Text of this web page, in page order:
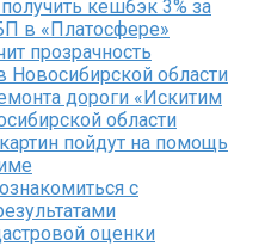
кешбэк 3% за
в «Платосфере»
прозрачность
области
дороги «Искитим
области
пойдут на помощь
с
оценки